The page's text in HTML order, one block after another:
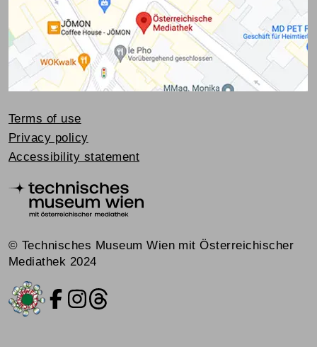
Terms of use
Privacy policy
Accessibility statement
© Technisches Museum Wien mit Österreichischer
Mediathek 2024